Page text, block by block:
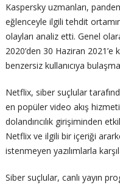
Kaspersky uzmanları,
eğlenceyle ilgili tehdit
olayları analiz etti. Genel
2020’den 30 Haziran
benzersiz kullanıcıya
Netflix, siber suçlular
en popüler video akış
dolandırıcılık girişiminden
Netflix ve ilgili bir içeriği
istenmeyen yazılımlarla
Siber suçlular, canlı yayın